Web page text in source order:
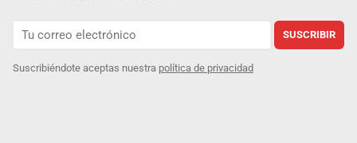
SUSCRIBIR
Suscribiéndote aceptas nuestra política de privacidad